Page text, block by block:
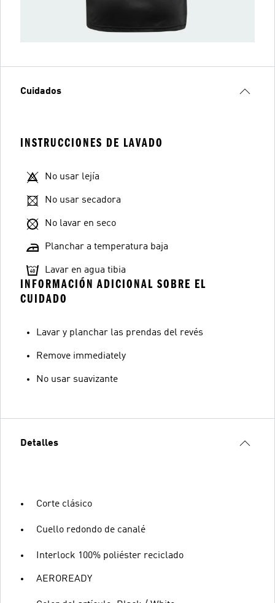
Cuidados
INSTRUCCIONES DE LAVADO
No usar lejía
No usar secadora
No lavar en seco
Planchar a temperatura baja
Lavar en agua tibia
INFORMACIÓN ADICIONAL SOBRE EL
CUIDADO
Lavar y planchar las prendas del revés
Remove immediately
No usar suavizante
Detalles
Corte clásico
Cuello redondo de canalé
Interlock 100% poliéster reciclado
AEROREADY